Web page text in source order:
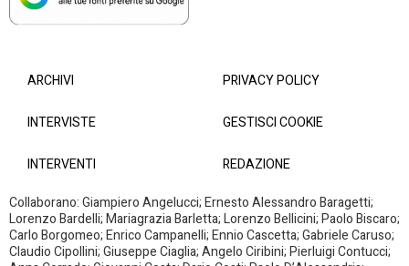
ARCHIVI
INTERVISTE
INTERVENTI
PRIVACY POLICY
GESTISCI COOKIE
REDAZIONE
Collaborano: Giampiero Angelucci; Ernesto Alessandro Baragetti;
Lorenzo Bardelli; Mariagrazia Barletta; Lorenzo Bellicini; Paolo Biscaro;
Carlo Borgomeo; Enrico Campanelli; Ennio Cascetta; Gabriele Caruso;
Claudio Cipollini; Giuseppe Ciaglia; Angelo Ciribini; Pierluigi Contucci;